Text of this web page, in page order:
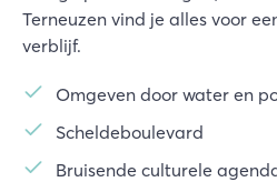
Terneuzen vind je alles voor
verblijf.
Omgeven door water en
Scheldeboulevard
Bruisende culturele